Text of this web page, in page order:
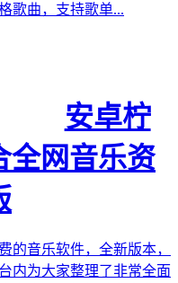
歌曲，支持歌单...
安卓柠
全网音乐资
的音乐软件，全新版本，
内为大家整理了非常全面